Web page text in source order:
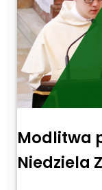
Modlitwa
Niedziela